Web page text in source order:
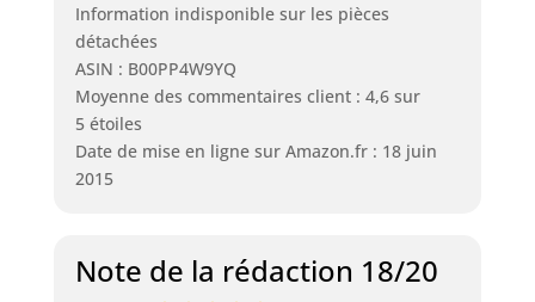
Information indisponible sur les pièces
détachées
ASIN : B00PP4W9YQ
Moyenne des commentaires client : 4,6 sur
5 étoiles
Date de mise en ligne sur Amazon.fr : 18 juin
2015
Note de la rédaction 18/20